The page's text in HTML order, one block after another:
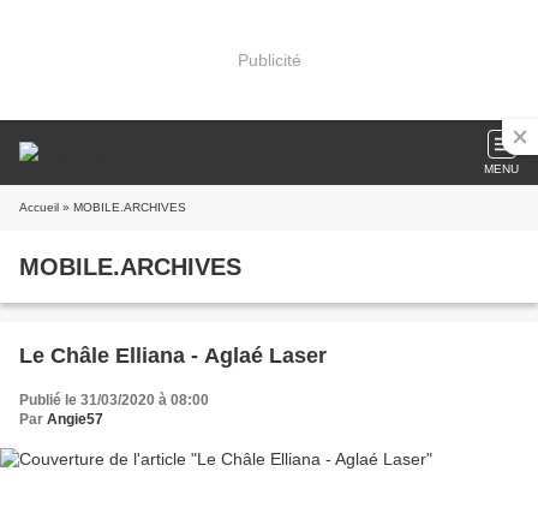
Publicité
MENU
Accueil » MOBILE.ARCHIVES
MOBILE.ARCHIVES
Le Châle Elliana - Aglaé Laser
Publié le 31/03/2020 à 08:00
Par Angie57